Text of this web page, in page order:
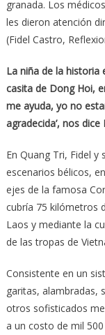
granada. Los
les dieron atención
(Fidel Castro,
La niña de la historia
casita de Dong Hoi,
me ayuda, yo no
agradecida’, nos
En Quang Tri, Fidel
escenarios bélicos,
ejes de la famosa
cubría 75 kilómetros
Laos y mediante la
de las tropas de
Consistente en un
garitas, alambradas,
otros sofisticados
a un costo de mil